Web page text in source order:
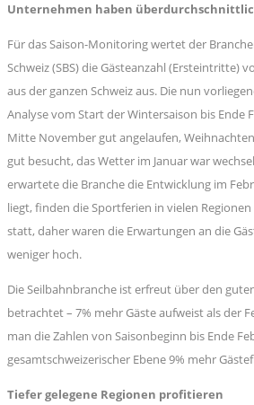
Unternehmen haben
Für das Saison-Monitoring wertet der
Schweiz (SBS) die Gästeanzahl (Ersteintritte)
aus der ganzen Schweiz aus. Die nun
Analyse vom Start der Wintersaison bis Ende
Mitte November gut angelaufen,
gut besucht, das Wetter im Januar war
erwartete die Branche die Entwicklung im
liegt, finden die Sportferien in vielen
statt, daher waren die Erwartungen an die
weniger hoch.
Die Seilbahnbranche ist erfreut über den
betrachtet – 7% mehr Gäste aufweist als der
man die Zahlen von Saisonbeginn bis Ende
gesamtschweizerischer Ebene 9% mehr
Tiefer gelegene Regionen profitieren